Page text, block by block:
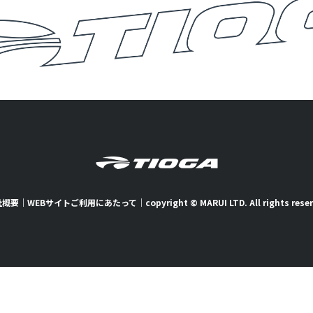
要｜ WEBサイトご利用にあたって ｜ copyright © MARUI LTD. All rights